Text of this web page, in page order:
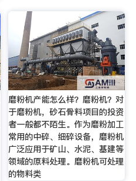
磨粉机产能怎么样？磨粉机？对
于磨粉机，砂石骨料项目的投资
者一般都不陌生。作为磨粉加工
常用的中碎、细碎设备，磨粉机
广泛应用于矿山、水泥、基建等
领域的原料处理。磨粉机可处理
的物料类